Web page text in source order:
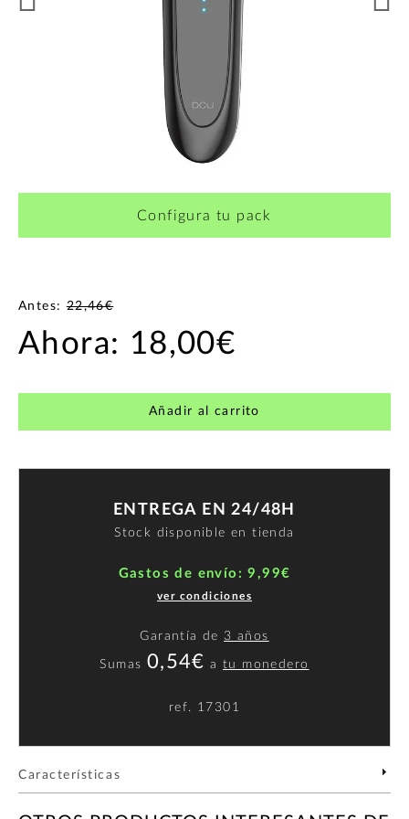
Configura tu pack
Antes:22,46€
Ahora: 18,00€
Añadir al carrito
ENTREGA EN 24/48H
Stock disponible en tienda
Gastos de envío: 9,99€
ver condiciones
Garantía de 3 años
Sumas 0,54€ atu monedero
ref. 17301
Características